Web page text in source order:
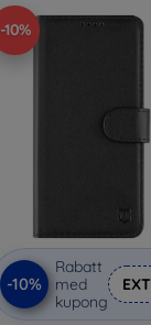
-10%
-10%
Rabatt
med
kupong